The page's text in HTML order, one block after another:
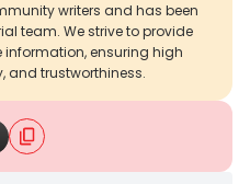
writers and has been
team. We strive to provide
ensuring high
and trustworthiness.